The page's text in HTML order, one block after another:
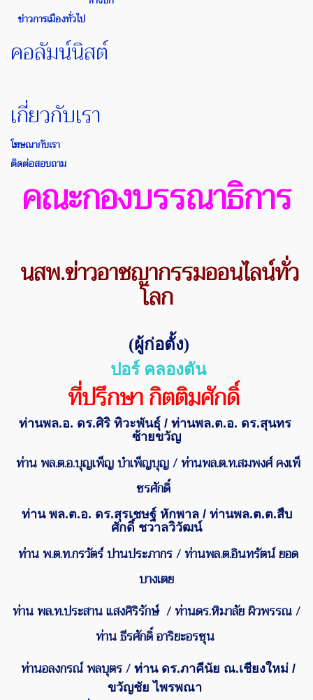
ข่าวการเมืองทั่วไป
คอลัมน์นิสต์
เกี่ยวกับเรา
โฆษณากับเรา
ติดต่อสอบถาม
คณะกองบรรณาธิการ
นสพ.ข่าวอาชญากรรมออนไลน์ทั่ว
โลก
(ผู้ก่อตั้ง)
ปอร์ คลองตัน
ที่ปรึกษา กิตติมศักดิ์
ท่านพล.อ. ดร.ศิริ ทิวะพันธุ์/ ท่านพล.ต.อ. ดร.สุนทร
ซ้ายขวัญ
ท่าน พล.ต.อ.บุญเพ็ญ บำเพ็ญบุญ/ท่านพล.ต.ท.สมพงศ์ คงเพ็
ชรศักดิ์
ท่าน พล.ต.อ. ดร.สุรเชษฐ์ หักพาล / ท่านพล.ต.ต.สืบ
ศักดิ์ ชวาลวิวัฒน์
ท่าน พ.ต.ท.กรวัตร์ ปานประภากร/ท่านพล.ต.อินทรัตน์ ยอด
บางเตย
ท่าน พล.ท.ประสาน แสงศิริรักษ์ / ท่านดร.หิมาลัย ผิวพรรณ /
ท่านธีรศักดิ์ อาริยะอรชุน
ท่านอลงกรณ์ พลบุตร / ท่าน ดร.ภาคีนัย ณ.เชียงใหม่ /
ขวัญชัย ไพรพณา